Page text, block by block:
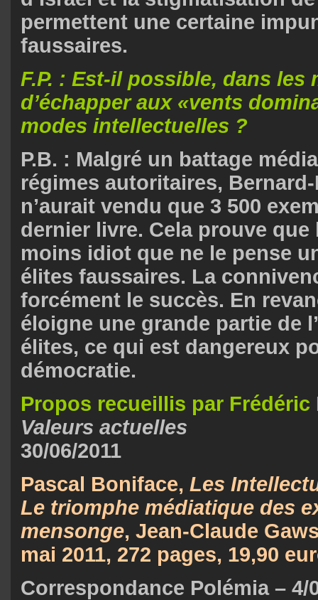
permettent une certaine
faussaires.
F.P. : Est-il possible, dans les
d’échapper aux «vents
modes intellectuelles ?
P.B. : Malgré un battage
régimes autoritaires,
n’aurait vendu que 3 500
dernier livre. Cela prouve
moins idiot que ne le pense
élites faussaires. La
forcément le succès. En
éloigne une grande partie de
élites, ce qui est dangereux
démocratie.
Propos recueillis par Frédéric
Valeurs actuelles
30/06/2011
Pascal Boniface, Les
Le triomphe médiatique des
mensonge, Jean-Claude
mai 2011, 272 pages, 19,90
Correspondance Polémia – 4/